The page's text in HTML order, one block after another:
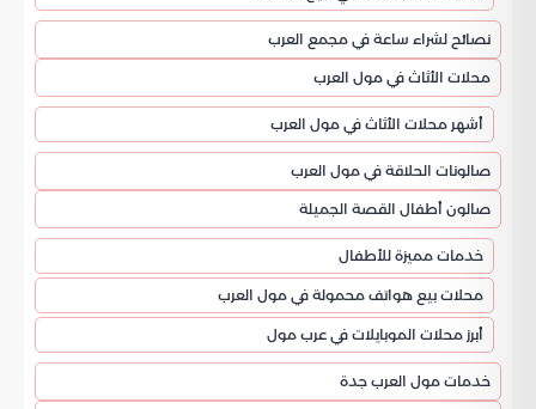
نصائح لشراء ساعة في مجمع العرب
محلات الأثاث في مول العرب
أشهر محلات الأثاث في مول العرب
صالونات الحلاقة في مول العرب
صالون أطفال القصة الجميلة
خدمات مميزة للأطفال
محلات بيع هواتف محمولة في مول العرب
أبرز محلات الموبايلات في عرب مول
خدمات مول العرب جدة